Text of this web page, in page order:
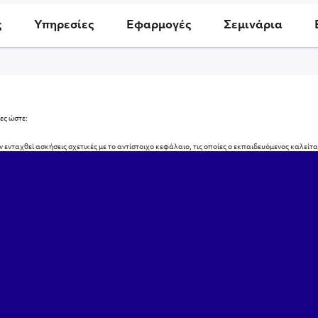
Υπηρεσίες Εφαρμογές Σεμινάρια
ώστε:
ασκήσεις σχετικές με το αντίστοιχο κεφάλαιο, τις οποίες ο εκπαιδευόμενος